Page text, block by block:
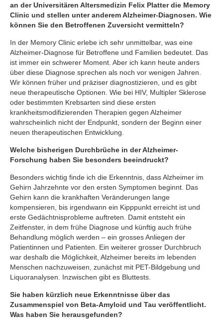
an der Universitären Altersmedizin Felix Platter die Memory
Clinic und stellen unter anderem Alzheimer-Diagnosen. Wie
können Sie den Betroffenen Zuversicht vermitteln?
In der Memory Clinic erlebe ich sehr unmittelbar, was eine
Alzheimer-Diagnose für Betroffene und Familien bedeutet. Das
ist immer ein schwerer Moment. Aber ich kann heute anders
über diese Diagnose sprechen als noch vor wenigen Jahren.
Wir können früher und präziser diagnostizieren, und es gibt
neue therapeutische Optionen. Wie bei HIV, Multipler Sklerose
oder bestimmten Krebsarten sind diese ersten
krankheitsmodifizierenden Therapien gegen Alzheimer
wahrscheinlich nicht der Endpunkt, sondern der Beginn einer
neuen therapeutischen Entwicklung.
Welche bisherigen Durchbrüche in der Alzheimer-
Forschung haben Sie besonders beeindruckt?
Besonders wichtig finde ich die Erkenntnis, dass Alzheimer im
Gehirn Jahrzehnte vor den ersten Symptomen beginnt. Das
Gehirn kann die krankhaften Veränderungen lange
kompensieren, bis irgendwann ein Kipppunkt erreicht ist und
erste Gedächtnisprobleme auftreten. Damit entsteht ein
Zeitfenster, in dem frühe Diagnose und künftig auch frühe
Behandlung möglich werden – ein grosses Anliegen der
Patientinnen und Patienten. Ein weiterer grosser Durchbruch
war deshalb die Möglichkeit, Alzheimer bereits im lebenden
Menschen nachzuweisen, zunächst mit PET-Bildgebung und
Liquoranalysen. Inzwischen gibt es Bluttests.
Sie haben kürzlich neue Erkenntnisse über das
Zusammenspiel von Beta-Amyloid und Tau veröffentlicht.
Was haben Sie herausgefunden?